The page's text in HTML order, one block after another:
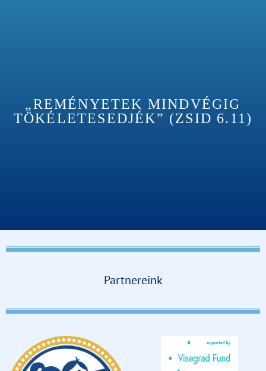
„REMÉNYETEK MINDVÉGIG
TÖKÉLETESEDJÉK” (ZSID 6.11)
Partnereink